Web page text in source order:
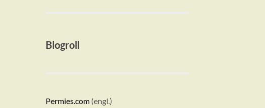
Blogroll
Permies.com (engl.)